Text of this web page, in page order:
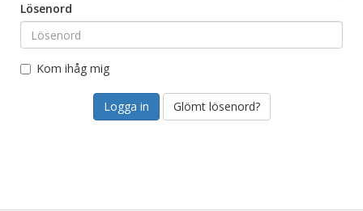
Lösenord
Kom ihåg mig
Glömt lösenord?